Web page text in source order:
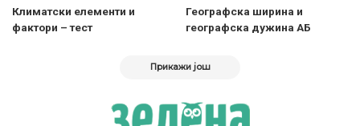
Климатски елементи и
фактори – тест
Географска ширина и
географска дужина АБ
Прикажи још